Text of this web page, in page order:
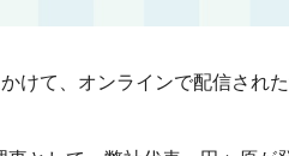
けて、オンラインで配信され